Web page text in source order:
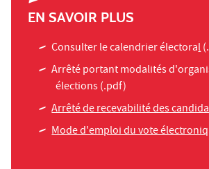
EN SAVOIR PLUS
Consulter le calendrier électoral
Arrêté portant modalités
élections(.pdf)
Arrêté de recevabilité des
Mode d'emploi du vote